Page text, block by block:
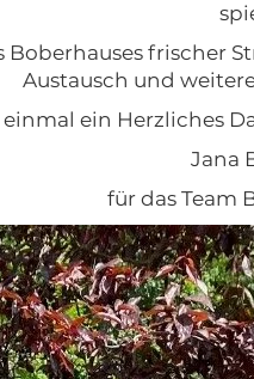
frischer
Austausch und
ein Herzliches
Jana
für das Team